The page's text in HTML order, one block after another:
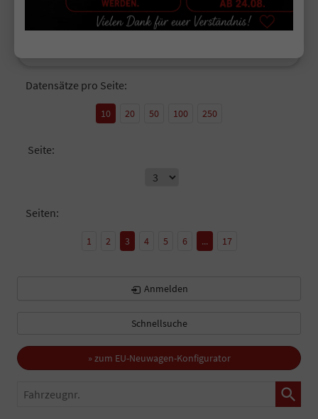
Verbrauch kombiniert:5,80 l/100km
CO -Klasse:D
Datensätze pro Seite:
10 20 50 100 250
Seite:
Seiten:
1 2 3 4 5 6 ... 17
Anmelden
Schnellsuche
» zum EU-Neuwagen-Konfigurator
Fahrzeugnr.